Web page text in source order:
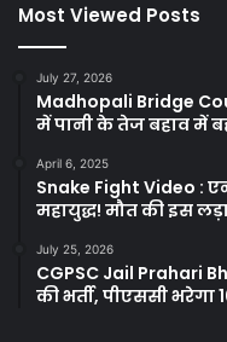
Most Viewed Posts
July 27, 2026
Madhopali Bridge
में पानी के तेज बहाव में
April 6, 2025
Snake Fight Video :
महायुद्ध! मौत की इस
July 25, 2026
CGPSC Jail Prahari
की भर्ती, पीएससी भरेगा